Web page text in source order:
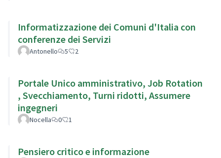
Informatizzazione dei Comuni d'Italia con
conferenze dei Servizi
Antonello 5 2
Portale Unico amministrativo, Job Rotation
, Svecchiamento, Turni ridotti, Assumere
ingegneri
Nocella 0 1
Pensiero critico e informazione